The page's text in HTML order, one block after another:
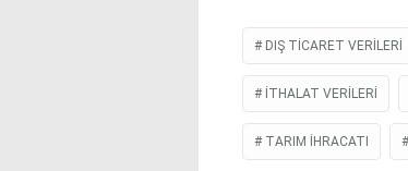
DIŞ TICARET VERILERI
ITHALAT VERILERI
TARIM IHRACATI